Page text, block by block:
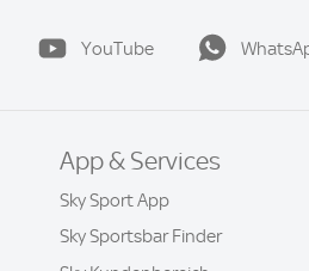
YouTube
App & Services
Sky Sport App
Sky Sportsbar Finder